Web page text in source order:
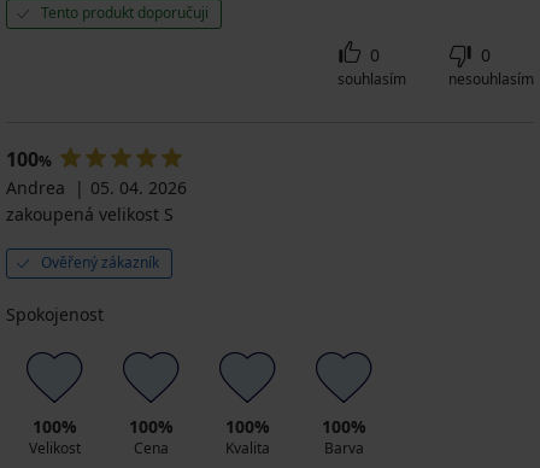
Tento produkt doporučuji
0
souhlasím
0
nesouhlasím
100%
Andrea
05. 04. 2026
zakoupená velikost S
Ověřený zákazník
Spokojenost
100%
Velikost
100%
Cena
100%
Kvalita
100%
Barva